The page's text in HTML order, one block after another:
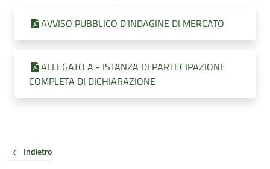
AVVISO PUBBLICO D'INDAGINE DI MERCATO
ALLEGATO A - ISTANZA DI PARTECIPAZIONE
COMPLETA DI DICHIARAZIONE
Indietro